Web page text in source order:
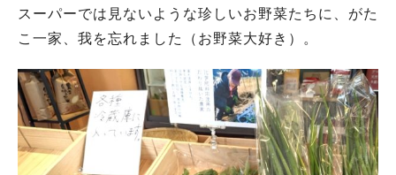
スーパーでは見ないような珍しいお野菜たちに、がた
こ一家、我を忘れました（お野菜大好き）。